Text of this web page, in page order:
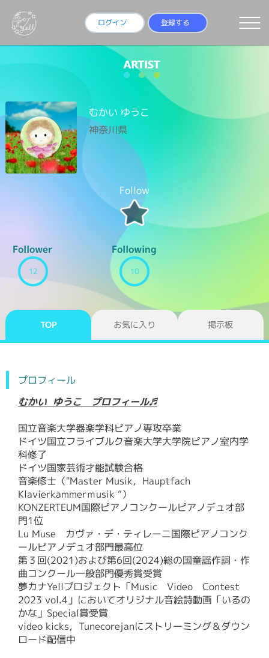
ログイン 登録する
むかい ゆうこ
神奈川県
Follow
Follower
12
Following
10
TOP お気に入り 掲示板
プロフィール
むかい ゆうこ プロフィール♬
国立音楽大学器楽学科ピアノ専攻卒業
ドイツ国立フライブルク音楽大学大学院ピアノ室内学
科修了
ドイツ国家芸術才能試験合格
音楽修士（"Master Musik，Hauptfach
Klavierkammerｍusik “）
KONZERTEUM国際ピアノコンクールピアノデュオ部
門1位
Lu Muse カヴァ・デ・ティレーニ国際ピアノコンク
ールピアノデュオ部門最高位
第３回(2021)および第6回(2024)総の国童謡作詞・作
曲コンクール一般部門優秀賞受賞
夢カナYellプロジェクト「Music Video Contest
2023 vol.4」においてオリジナル音絵詩動画「いるの
かな」Special賞受賞
video kicks，Tunecorejanにストリーミング＆ダウン
ロード配信中